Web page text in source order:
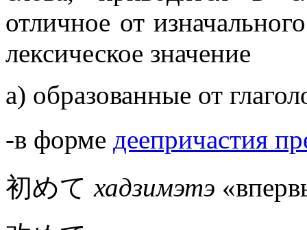
отличное от
лексическое значение
а) образованные от
-в форме деепричастия
初めてхадзимэтэ